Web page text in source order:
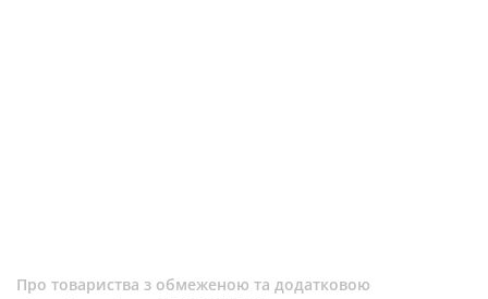
Про товариства з обмеженою та додатковою